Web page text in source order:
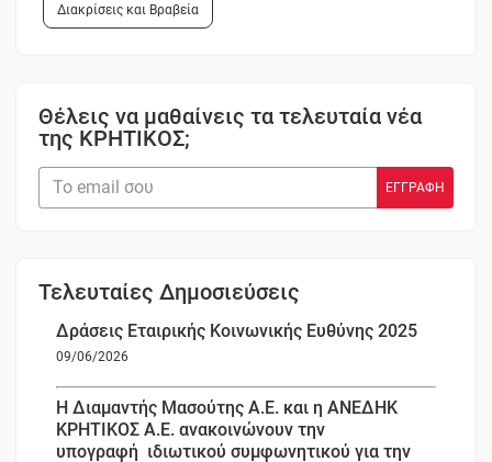
Διακρίσεις και Βραβεία
Θέλεις να μαθαίνεις τα τελευταία νέα
της ΚΡΗΤΙΚΟΣ;
Τελευταίες Δημοσιεύσεις
Δράσεις Εταιρικής Κοινωνικής Ευθύνης 2025
09/06/2026
Η Διαμαντής Μασούτης Α.Ε. και η ΑΝΕΔΗΚ
ΚΡΗΤΙΚΟΣ Α.Ε. ανακοινώνουν την
υπογραφή ιδιωτικού συμφωνητικού για την